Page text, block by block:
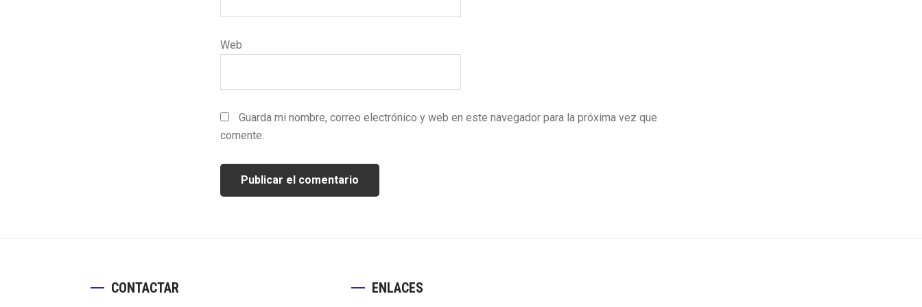
Web
Guarda mi nombre, correo electrónico y web en este navegador para la próxima vez que
comente.
CONTACTAR ENLACES